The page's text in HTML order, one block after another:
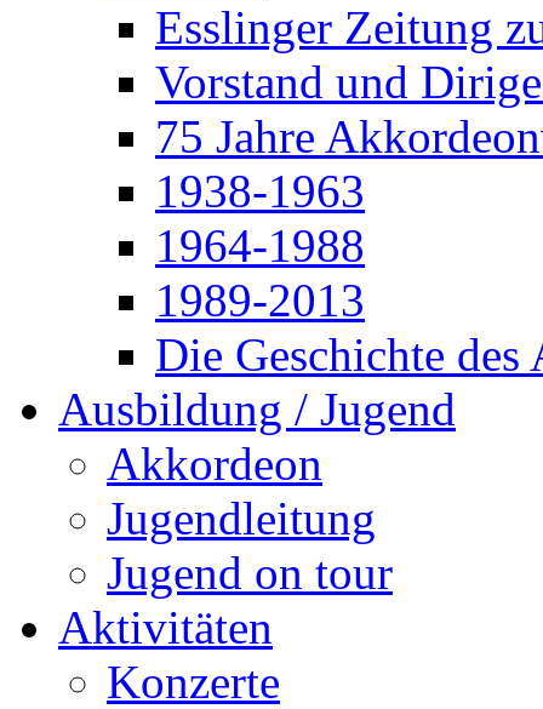
Esslinger Zeitung
Vorstand und
75 Jahre
1938-1963
1964-1988
1989-2013
Die Geschichte des
Ausbildung / Jugend
Akkordeon
Jugendleitung
Jugend on tour
Aktivitäten
Konzerte